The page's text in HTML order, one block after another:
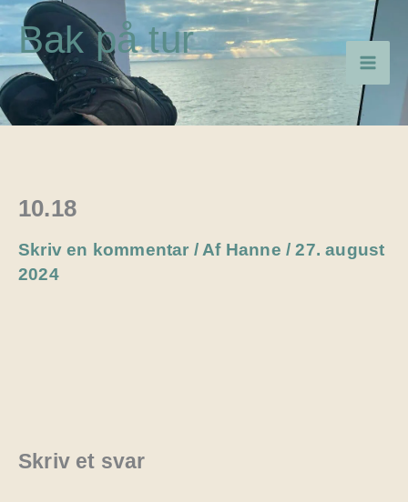
Gå
til
indholdet
Bak på tur
10.18
Skriv en kommentar / Af Hanne/27. august
2024
Skriv et svar